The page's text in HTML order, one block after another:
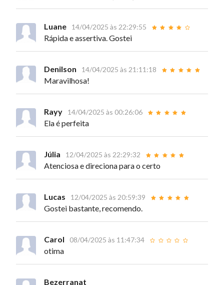
Luane 14/04/2025 às 22:29:55
Rápida e assertiva. Gostei
Denilson 14/04/2025 às 21:11:18
Maravilhosa!
Rayy 14/04/2025 às 00:26:06
Ela é perfeita
Júlia 12/04/2025 às 22:29:32
Atenciosa e direciona para o certo
Lucas 12/04/2025 às 20:59:39
Gostei bastante, recomendo.
Carol 08/04/2025 às 11:47:34
otima
Bezerranat